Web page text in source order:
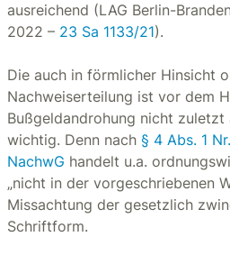
ausreichend (LAG Berlin-
2022 – 23 Sa 1133/21).
Die auch in förmlicher Hinsicht
Nachweiserteilung ist vor dem
Bußgeldandrohung nicht
wichtig. Denn nach § 4 Abs. 1
NachwG handelt u.a.
„nicht in der vorgeschriebenen
Missachtung der gesetzlich
Schriftform.